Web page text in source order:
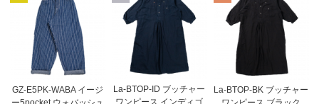
GZ-E5PK-WABA イージ
La-BTOP-ID ブッチャー
La-BTOP-BK ブッチャー